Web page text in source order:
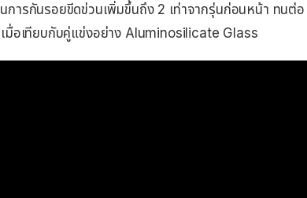
การกันรอยขีดข่วนเพิ่มขึ้นถึง 2 เท่าจากรุ่นก่อนหน้า ทนต่อ
มื่อเทียบกับคู่แข่งอย่าง Aluminosilicate Glass